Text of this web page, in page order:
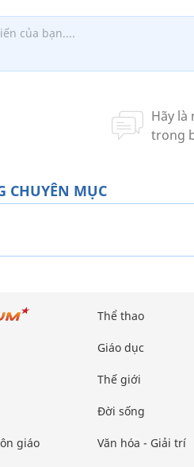
CHUYÊN MỤC
giáo
Thể thao
Giáo dục
Thế giới
Đời sống
Văn hóa - Giải trí